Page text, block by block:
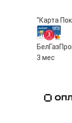
"Карта
3 мес